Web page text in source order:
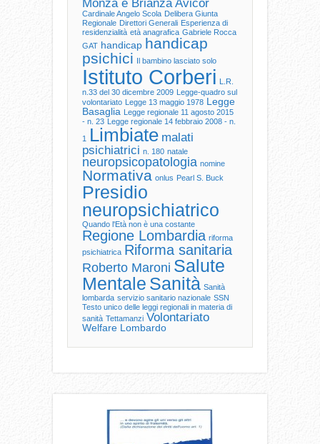
Monza e Brianza Avicor
Cardinale Angelo Scola Delibera Giunta
Regionale Direttori Generali Esperienza di
residenzialità età anagrafica Gabriele Rocca
GAT handicap handicap
psichici Il bambino lasciato solo
Istituto Corberi L.R.
n.33 del 30 dicembre 2009 Legge-quadro sul
volontariato Legge 13 maggio 1978 Legge
Basaglia Legge regionale 11 agosto 2015
- n. 23 Legge regionale 14 febbraio 2008 - n.
1
Limbiate malati
psichiatrici n. 180 natale
neuropsicopatologia nomine
Normativa onlus Pearl S. Buck
Presidio
neuropsichiatrico
Quando l'Età non è una costante
Regione Lombardia riforma
psichiatrica Riforma sanitaria
Roberto Maroni Salute
Mentale Sanità Sanità
lombarda servizio sanitario nazionale SSN
Testo unico delle leggi regionali in materia di
sanità Tettamanzi Volontariato
Welfare Lombardo